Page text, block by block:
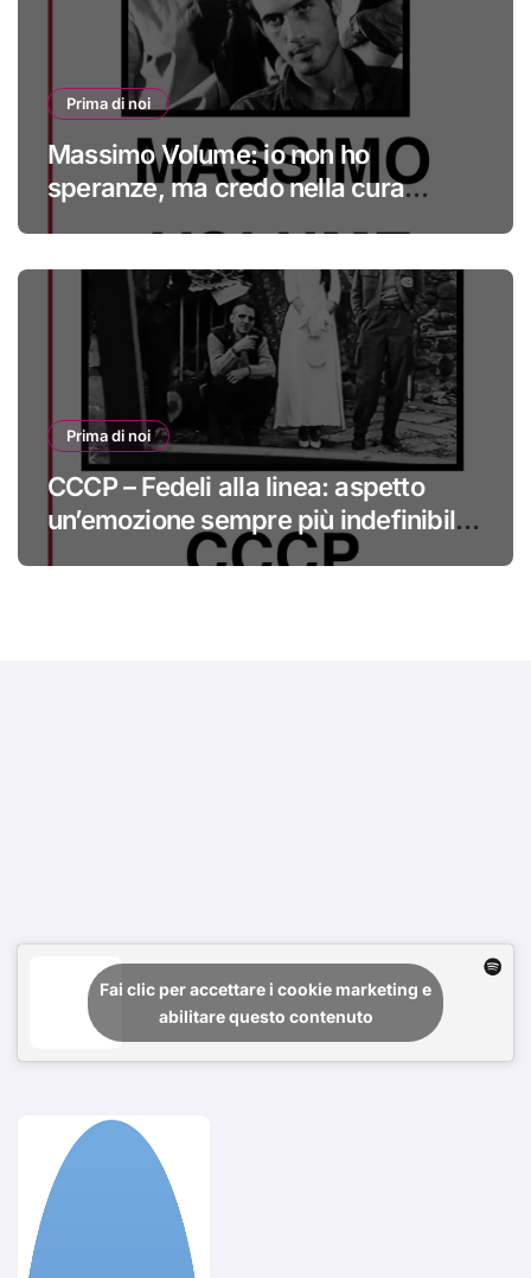
Prima di noi
Massimo Volume: io non ho
speranze, ma credo nella cura
Prima di noi
CCCP – Fedeli alla linea: aspetto
un’emozione sempre più indefinibile
#primadinoi
Fai clic per accettare i cookie marketing e
abilitare questo contenuto